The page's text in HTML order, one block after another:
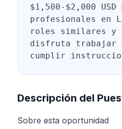
$1,500-$2,000
profesionales en
roles similares y
disfruta trabajar
cumplir
Descripción del
Sobre esta oportunidad